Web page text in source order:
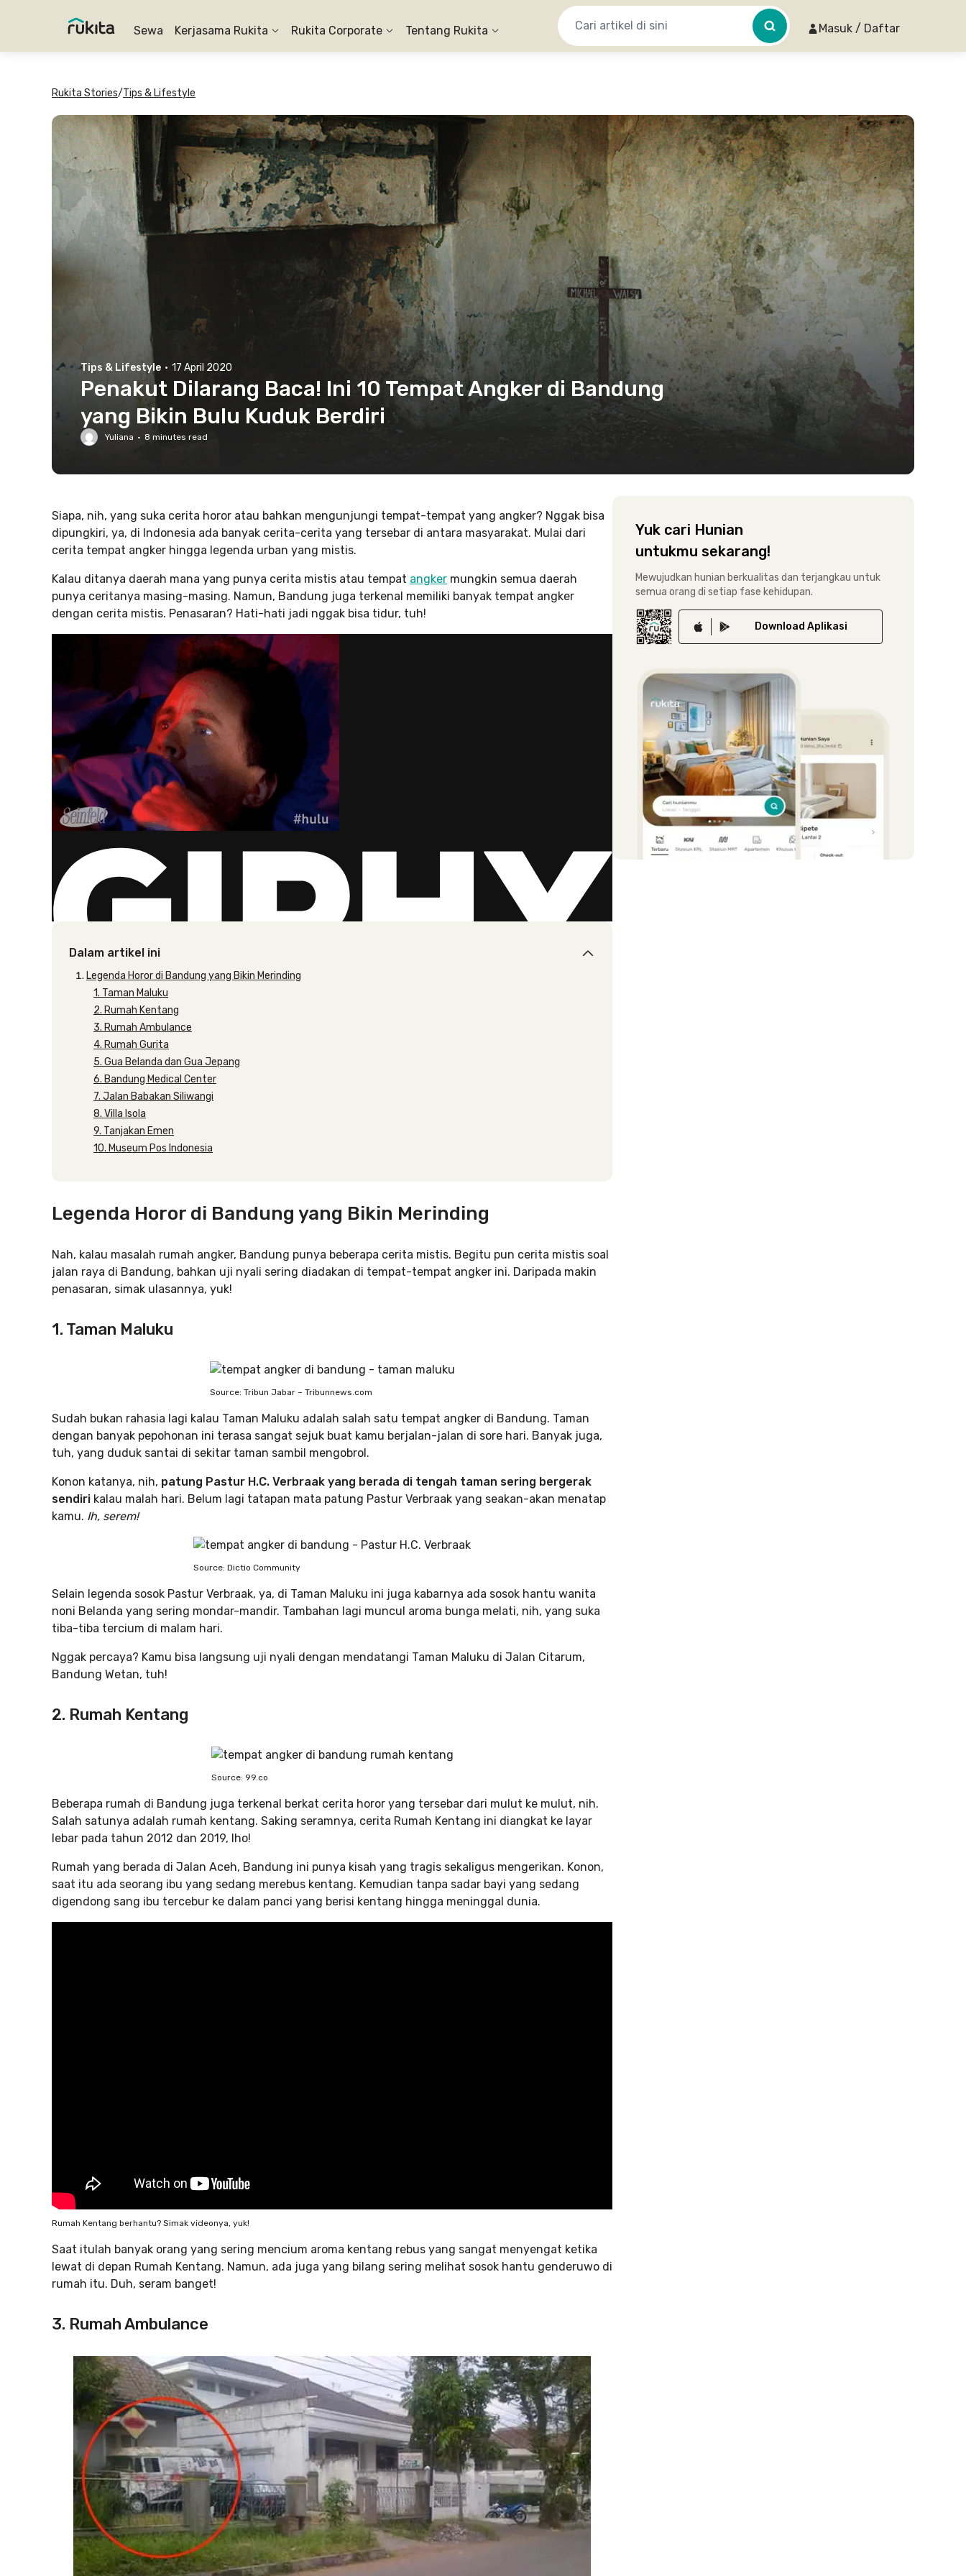
Sewa Kerjasama Rukita Rukita Corporate Tentang Rukita Masuk / Daftar
Rukita Stories/Tips & Lifestyle
Tips & Lifestyle · 17 April 2020
Penakut Dilarang Baca! Ini 10 Tempat Angker di Bandung
yang Bikin Bulu Kuduk Berdiri
Yuliana · 8 minutes read
Siapa, nih, yang suka cerita horor atau bahkan mengunjungi tempat-tempat yang angker? Nggak bisa
dipungkiri, ya, di Indonesia ada banyak cerita-cerita yang tersebar di antara masyarakat. Mulai dari
cerita tempat angker hingga legenda urban yang mistis.
Kalau ditanya daerah mana yang punya cerita mistis atau tempat angker mungkin semua daerah
punya ceritanya masing-masing. Namun, Bandung juga terkenal memiliki banyak tempat angker
dengan cerita mistis. Penasaran? Hati-hati jadi nggak bisa tidur, tuh!
Dalam artikel ini
Legenda Horor di Bandung yang Bikin Merinding
1. Taman Maluku
2. Rumah Kentang
3. Rumah Ambulance
4. Rumah Gurita
5. Gua Belanda dan Gua Jepang
6. Bandung Medical Center
7. Jalan Babakan Siliwangi
8. Villa Isola
9. Tanjakan Emen
10. Museum Pos Indonesia
Legenda Horor di Bandung yang Bikin Merinding
Nah, kalau masalah rumah angker, Bandung punya beberapa cerita mistis. Begitu pun cerita mistis soal
jalan raya di Bandung, bahkan uji nyali sering diadakan di tempat-tempat angker ini. Daripada makin
penasaran, simak ulasannya, yuk!
1. Taman Maluku
Source: Tribun Jabar – Tribunnews.com
Sudah bukan rahasia lagi kalau Taman Maluku adalah salah satu tempat angker di Bandung. Taman
dengan banyak pepohonan ini terasa sangat sejuk buat kamu berjalan-jalan di sore hari. Banyak juga,
tuh, yang duduk santai di sekitar taman sambil mengobrol.
Konon katanya, nih, patung Pastur H.C. Verbraak yang berada di tengah taman sering bergerak
sendiri kalau malah hari. Belum lagi tatapan mata patung Pastur Verbraak yang seakan-akan menatap
kamu. Ih, serem!
Source: Dictio Community
Selain legenda sosok Pastur Verbraak, ya, di Taman Maluku ini juga kabarnya ada sosok hantu wanita
noni Belanda yang sering mondar-mandir. Tambahan lagi muncul aroma bunga melati, nih, yang suka
tiba-tiba tercium di malam hari.
Nggak percaya? Kamu bisa langsung uji nyali dengan mendatangi Taman Maluku di Jalan Citarum,
Bandung Wetan, tuh!
2. Rumah Kentang
Source: 99.co
Beberapa rumah di Bandung juga terkenal berkat cerita horor yang tersebar dari mulut ke mulut, nih.
Salah satunya adalah rumah kentang. Saking seramnya, cerita Rumah Kentang ini diangkat ke layar
lebar pada tahun 2012 dan 2019, lho!
Rumah yang berada di Jalan Aceh, Bandung ini punya kisah yang tragis sekaligus mengerikan. Konon,
saat itu ada seorang ibu yang sedang merebus kentang. Kemudian tanpa sadar bayi yang sedang
digendong sang ibu tercebur ke dalam panci yang berisi kentang hingga meninggal dunia.
Rumah Kentang berhantu? Simak videonya, yuk!
Saat itulah banyak orang yang sering mencium aroma kentang rebus yang sangat menyengat ketika
lewat di depan Rumah Kentang. Namun, ada juga yang bilang sering melihat sosok hantu genderuwo di
rumah itu. Duh, seram banget!
3. Rumah Ambulance
Yuk cari Hunian
untukmu sekarang!
Mewujudkan hunian berkualitas dan terjangkau untuk
semua orang di setiap fase kehidupan.
Download Aplikasi